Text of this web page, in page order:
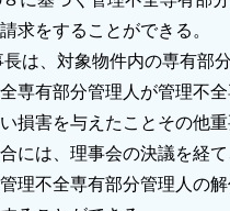
求をすることができる。
長は、対象物件内の専有部
専有部分管理人が管理不
損害を与えたことその他
には、理事会の決議を経
理不全専有部分管理人の